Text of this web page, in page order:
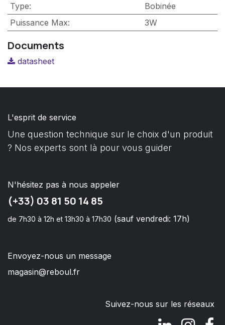
Type:
Bobinée
Puissance Max: 3W
Documents
datasheet
L'esprit de service
Une question technique sur le choix d'un produit
? Nos experts sont là pour vous guider
N'hésitez pas à nous appeler
(+33) 03 81 50 14 85
de 7h30 à 12h et 13h30 à 17h30 (sauf vendredi: 17h)
Envoyez-nous un message
magasin@reboul.fr
Suivez-nous sur les réseaux